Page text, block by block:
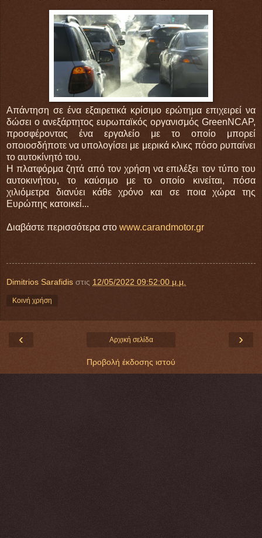
Απάντηση σε ένα εξαιρετικά κρίσιμο ερώτημα επιχειρεί να
δώσει ο ανεξάρτητος ευρωπαϊκός οργανισμός GreenNCAP,
προσφέροντας ένα εργαλείο με το οποίο μπορεί
οποιοσδήποτε να υπολογίσει με μερικά κλικς πόσο ρυπαίνει
το αυτοκίνητό του.
Η πλατφόρμα ζητά από τον χρήση να επιλέξει τον τύπο του
αυτοκινήτου, το καύσιμο με το οποίο κινείται, πόσα
χιλιόμετρα διανύει κάθε χρόνο και σε ποια χώρα της
Ευρώπης κατοικεί...
Διαβάστε περισσότερα στο www.carandmotor.gr
Dimitrios Sarafidis στις 12/05/2022 09:52:00 μ.μ.
Κοινή χρήση
‹ ›
Αρχική σελίδα
Προβολή έκδοσης ιστού